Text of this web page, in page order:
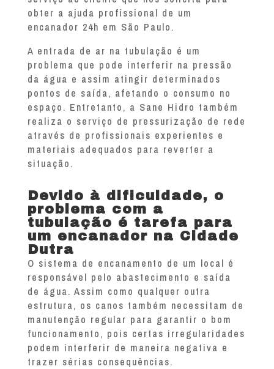
obter a ajuda profissional de um
encanador 24h em São Paulo.
A entrada de ar na tubulação é um
problema que pode interferir na pressão
da água e assim atingir determinados
pontos de saída, afetando o consumo no
espaço. Entretanto, a Sane Hidro também
realiza o serviço de pressurização de rede
através de profissionais experientes e
materiais adequados para reverter a
situação.
Devido à dificuldade, o
problema com a
tubulação é tarefa para
um encanador na Cidade
Dutra
O sistema de encanamento de um local é
responsável pelo abastecimento e saída
de água. Assim como qualquer outra
estrutura, os canos também necessitam de
manutenção regular para garantir o bom
funcionamento, pois certas irregularidades
podem interferir de maneira negativa e
trazer sérias consequências.